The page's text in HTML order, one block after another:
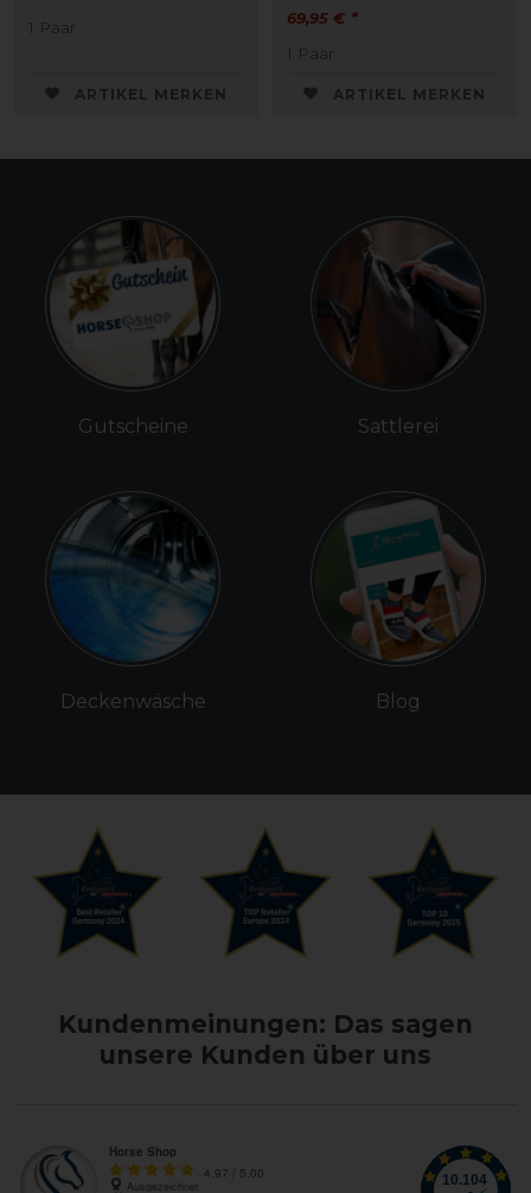
1 Paar
ARTIKEL MERKEN
69,95 € *
1 Paar
ARTIKEL MERKEN
Gutscheine
Deckenwäsche
Sattlerei
Blog
Kundenmeinungen: Das sagen
unsere Kunden über uns